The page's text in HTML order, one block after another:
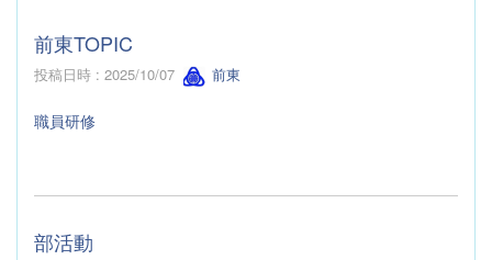
前東TOPIC
投稿日時 : 2025/10/07 前東
職員研修
部活動